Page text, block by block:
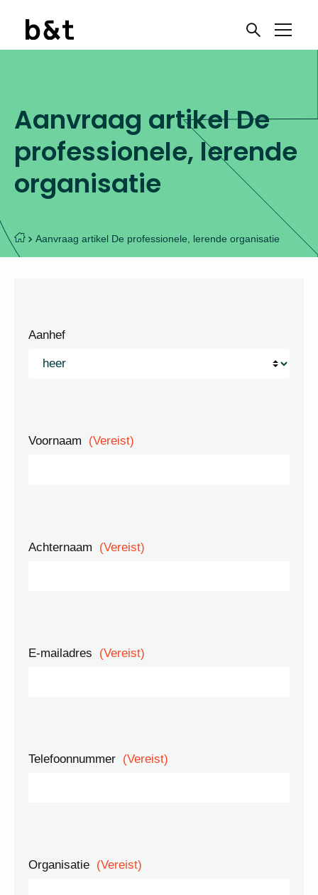
Aanvraag artikel De
professionele, lerende
organisatie
Aanvraag artikel De professionele, lerende organisatie
Aanhef
Voornaam (Vereist)
Achternaam (Vereist)
E-mailadres (Vereist)
Telefoonnummer (Vereist)
Organisatie (Vereist)